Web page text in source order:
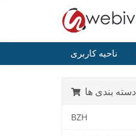
ناحیه کاربری
دسته بندی ها
BZH